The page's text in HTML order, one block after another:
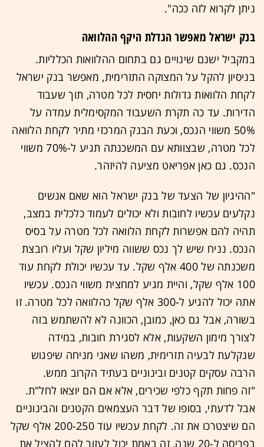
ניתן לקרוא לזה ככה".
בנק ישראל מאפשר הגדלת היקף ההלוואה
במקביל ישנם שינויים גם בתחום ההלוואות הכלליות.
בניסיון להקל על המצוקה התזרימית, מאפשר בנק ישראל
לקחת הלוואות גדולות יחסית לכל מטרה, תוך שעבוד
הדירות. עד כה תקרת השעבוד המקסימלית עמדה על
50% משווי הנכס, וכעת הבנק המרכזי מתיר לקחת הלוואה
לכל מטרה, שבצוותא עם המשכנתה תגיע ל-70% משווי
הנכס. גם כאן אפריאט מציעה להיזהר.
"ההיגיון של הצעד של בנק ישראל הוא שאם אנשים
נקלעים עכשיו לחובות ולא יכולים לעמוד כלכלית במצב,
תהיה להם אפשרות לקחת הלוואה לכל מטרה על בסיס
הנכס. נניח שיש לך נכס ששווה מיליון שקל ועליו רובצת
משכנתה של 400 אלף שקל. עד עכשיו יכולת לקחת עוד
100 אלף שקל, והיית מגיע למחצית משווי הנכס. עכשיו
אתה יכול להגיע ל-300 אלף שקל כהלוואה לכל מטרה. זו
בשורה, אבל גם כאן, כמובן, הכוונה לא להשתמש בזה
לצורך מימון השקעות, אלא לסגירת חובות, במידה
שנקלעת לבעיה תזרימית, משהו שאני מניחה שיפגוש
הרבה עסקים קטנים ובינוניים בעתיד הקרוב ממש.
"זה פחות תקף כלפי שכירים, אלא אם הם יוצאו לחל"ת.
אבל לדעתי, בסופו של דבר העצמאים הקטנים והבינוניים
הם שיצטרכו את זה. לקחת עכשיו עוד 200-250 אלף שקל
בפריסה ל-20 שנה, זה באמת יכול לעזור להם להציל את